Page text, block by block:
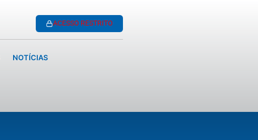
ACESSO RESTRITO
NOTÍCIAS